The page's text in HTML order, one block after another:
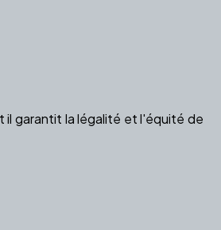
il garantit la légalité et l'équité de